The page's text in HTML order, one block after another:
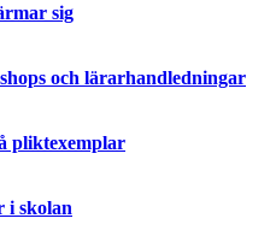
sig
och lärarhandledningar
pliktexemplar
i skolan